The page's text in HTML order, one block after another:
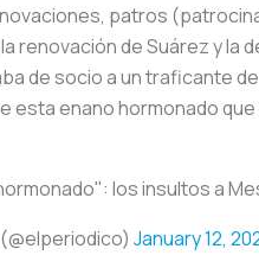
patros
renovación de Suárez y la
de socio a un traficante
esta enano hormonado
los insultos a
January 12,